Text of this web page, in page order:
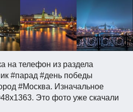
на телефон из раздела
#парад #день победы
#Москва. Изначальное
Это фото уже скачали